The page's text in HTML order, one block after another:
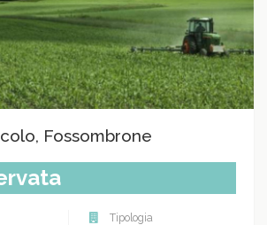
Fossombrone
Tipologia